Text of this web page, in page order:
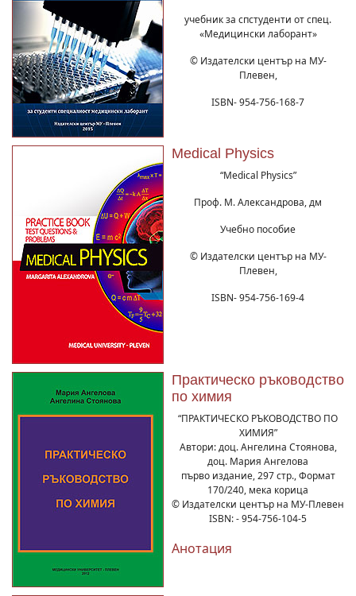
учебник за спстуденти от спец.
«Медицински лаборант»
© Издателски център на МУ-
Плевен,
ISBN- 954-756-168-7
Medical Physics
“Medical Physics”
Проф. М. Александрова, дм
Учебно пособие
© Издателски център на МУ-
Плевен,
ISBN- 954-756-169-4
Практическо ръководство
по химия
“ПРАКТИЧЕСКО РЪКОВОДСТВО ПО
ХИМИЯ”
Автори: доц. Ангелина Стоянова,
доц. Мария Ангелова
първо издание, 297 стр., Формат
170/240, мека корица
© Издателски център на МУ-Плевен
ISBN: - 954-756-104-5
Анотация